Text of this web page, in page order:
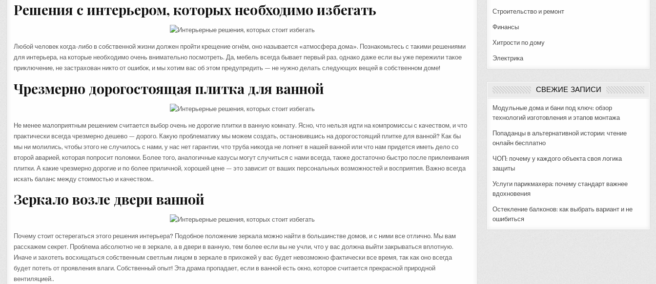
Решения с интерьером, которых необходимоизбегать
Любой человек когда-либо в собственной жизни должен пройти крещение огнём, оно называется «атмосфера дома». Познакомьтесь с такими решениями
для интерьера, на которые необходимо очень внимательно посмотреть. Да, мебель всегда бывает первый раз, однако даже если вы уже пережили такое
приключение, не застрахован никто от ошибок, и мы хотим вас об этом предупредить — не нужно делать следующих вещей в собственном доме!
Чрезмерно дорогостоящая плитка для ванной
Не менее малоприятным решением считается выбор очень не дорогие плитки в ванную комнату. Ясно, что нельзя идти на компромиссы с качеством, и что
практически всегда чрезмерно дешево — дорого. Какую проблематику мы можем создать, остановившись на дорогостоящий плитке для ванной? Как бы
мы ни молились, чтобы этого не случилось с нами, у нас нет гарантии, что труба никогда не лопнет в нашей ванной или что нам придется иметь дело со
второй аварией, которая попросит поломки. Более того, аналогичные казусы могут случиться с нами всегда, также достаточно быстро после приклеивания
плитки. А какие чрезмерно дорогие и по более приличной, хорошей цене — это зависит от ваших персональных возможностей и восприятия. Важно всегда
искать баланс между стоимостью и качеством..
Зеркало возле двери ванной
Почему стоит остерегаться этого решения интерьера? Подобное положение зеркала можно найти в большинстве домов, и с ними все отлично. Мы вам
расскажем секрет. Проблема абсолютно не в зеркале, а в двери в ванную, тем более если вы не учли, что у вас должна выйти закрываться вплотную.
Иначе и захотеть восхищаться собственным светлым лицом в зеркале в прихожей у вас будет невозможно фактически все время, так как оно всегда
будет потеть от проявления влаги. Собственный опыт! Эта драма пропадает, если в ванной есть окно, которое считается прекрасной природной
вентиляцией..
Строительство и ремонт
Финансы
Хитрости по дому
Электрика
СВЕЖИЕ ЗАПИСИ
Модульные дома и бани под ключ: обзор
технологий изготовления и этапов монтажа
Попаданцы в альтернативной истории: чтение
онлайн бесплатно
ЧОП: почему у каждого объекта своя логика
защиты
Услуги парикмахера: почему стандарт важнее
вдохновения
Остекление балконов: как выбрать вариант и не
ошибиться